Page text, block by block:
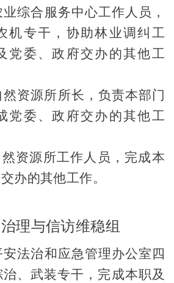
业综合服务中心工作人员，
机专干，协助林业调纠工
党委、政府交办的其他工
然资源所所长 ， 负责本部门
党委、政府交办的其他工
然资源所工作人员， 完成本
办的其他工作。
理与信访维稳组
安法治和应急管理办公室四
治、武装专干，完成本职及